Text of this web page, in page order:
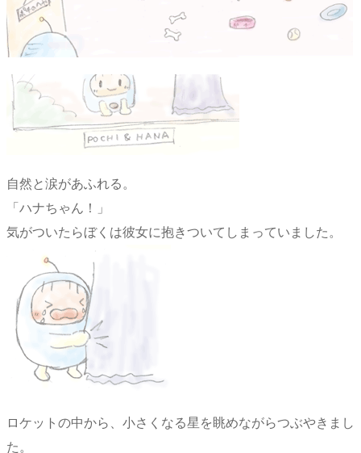
自然と涙があふれる。
「ハナちゃん！」
気がついたらぼくは彼女に抱きついてしまっていました。
ロケットの中から、小さくなる星を眺めながらつぶやきまし
た。